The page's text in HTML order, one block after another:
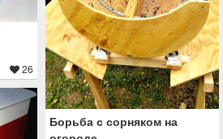
26
Борьба с сорняком на